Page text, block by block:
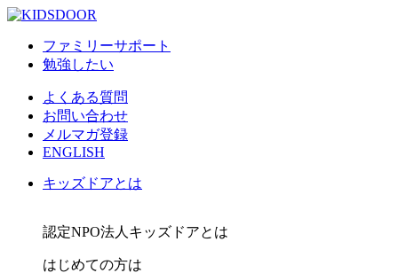
ファミリーサポート
勉強したい
よくある質問
お問い合わせ
メルマガ登録
ENGLISH
キッズドアとは
認定NPO法人キッズドアとは
はじめての方は